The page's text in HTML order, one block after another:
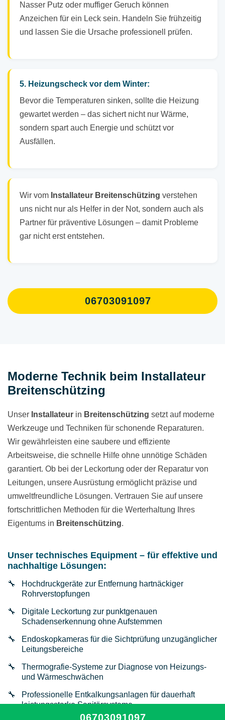
Nasser Putz oder muffiger Geruch können
Anzeichen für ein Leck sein. Handeln Sie frühzeitig
und lassen Sie die Ursache professionell prüfen.
5. Heizungscheck vor dem Winter:
Bevor die Temperaturen sinken, sollte die Heizung
gewartet werden – das sichert nicht nur Wärme,
sondern spart auch Energie und schützt vor
Ausfällen.
Wir vom Installateur Breitenschützing verstehen
uns nicht nur als Helfer in der Not, sondern auch als
Partner für präventive Lösungen – damit Probleme
gar nicht erst entstehen.
06703091097
Moderne Technik beim Installateur
Breitenschützing
Unser Installateur in Breitenschützing setzt auf moderne
Werkzeuge und Techniken für schonende Reparaturen.
Wir gewährleisten eine saubere und effiziente
Arbeitsweise, die schnelle Hilfe ohne unnötige Schäden
garantiert. Ob bei der Leckortung oder der Reparatur von
Leitungen, unsere Ausrüstung ermöglicht präzise und
umweltfreundliche Lösungen. Vertrauen Sie auf unsere
fortschrittlichen Methoden für die Werterhaltung Ihres
Eigentums in Breitenschützing.
Unser technisches Equipment – für effektive und
nachhaltige Lösungen:
Hochdruckgeräte zur Entfernung hartnäckiger
Rohrverstopfungen
Digitale Leckortung zur punktgenauen
Schadenserkennung ohne Aufstemmen
Endoskopkameras für die Sichtprüfung unzugänglicher
Leitungsbereiche
Thermografie-Systeme zur Diagnose von Heizungs-
und Wärmeschwächen
Professionelle Entkalkungsanlagen für dauerhaft
leistungsstarke Sanitärsysteme
06703091097